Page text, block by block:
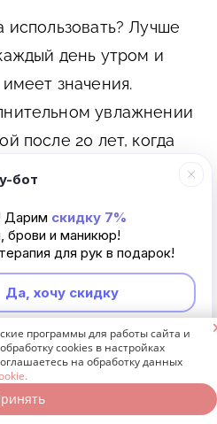
использовать? Лучше
день утром и
значения.
увлажнении
после 20 лет, когда
изменений,
кислоты
пополнять.
Домашняя маска для
подходящую
и
бот
Дарим скидку 7%
брови и маникюр!
для рук в подарок!
Да, хочу скидку
Неинтересно
программы для работы сайта и
cookies в настройках
на обработку данных